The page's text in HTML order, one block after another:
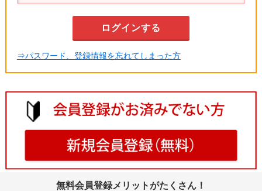
⇒パスワード、登録情報を忘れてしまった方
無料会員登録メリットがたくさん！